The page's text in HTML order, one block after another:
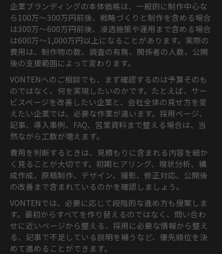
企業ブランディングの本体価格は、一般的に制作中心な
ら100万〜300万円前後、戦略づくりと制作を含める場合
は300万〜600万円前後、浸透施策や運用まで含める場合
は600万〜1,000万円以上になることがあります。実際の
費用は、制作物の数、調査の有無、関係者の人数、公開
後の支援範囲によって変わります。
VONTENへのご相談でも、まず確認するのは予算そのも
のではなく、何を実現したいのかです。たとえば、サー
ビスページを改善したい企業と、会社全体の見せ方を変
えたい企業では、必要な作業が違います。採用ページ、
記事、導入事例、FAQ、営業資料まで整える場合は、当
然ながら工数が増えます。
費用を判断するときは、見積もりに含まれる内容を細か
く見ることが大切です。初期ヒアリング、現状分析、構
成作成、原稿制作、デザイン、撮影、修正対応、公開後
の改善まで含まれているのかを確認しましょう。
VONTENでは、必要に応じて段階的な進め方も提案しま
す。最初からすべてを作り替えるのではなく、問い合わ
せに近いページから整える、採用に必要な情報から整え
る、記事で不足している説明を補うなど、優先順位を決
めて進めることができます。